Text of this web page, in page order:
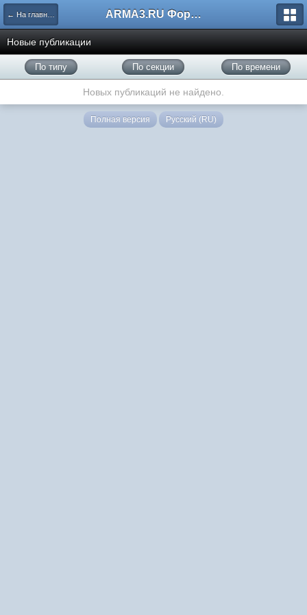
← На главную ARMA3.RU Форум
Новые публикации
По типу По секции По времени
Новых публикаций не найдено.
Полная версия Русский (RU)